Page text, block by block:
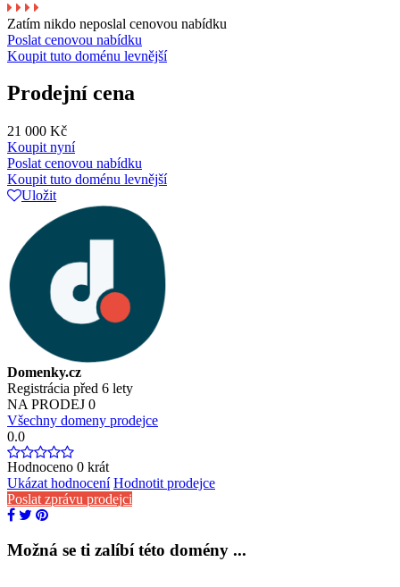
Zatím nikdo neposlal cenovou nabídku
Poslat cenovou nabídku
Koupit tuto doménu levnější
Prodejní cena
21 000 Kč
Koupit nyní
Poslat cenovou nabídku
Koupit tuto doménu levnější
Uložit
Domenky.cz
Registrácia před 6 lety
NA PRODEJ 0
Všechny domeny prodejce
0.0
Hodnoceno 0 krát
Ukázat hodnocení Hodnotit prodejce
Poslat zprávu prodejci
Možná se ti zalíbí této domény ...